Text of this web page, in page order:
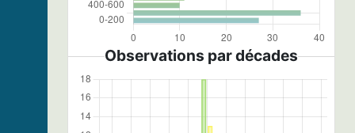
Observations par décades